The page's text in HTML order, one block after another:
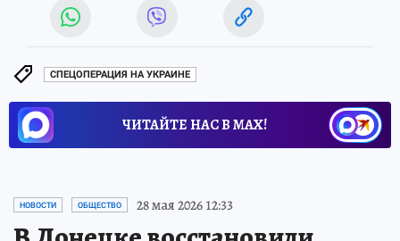
СПЕЦОПЕРАЦИЯ НА УКРАИНЕ
ЧИТАЙТЕ НАС В МАХ!
НОВОСТИ ОБЩЕСТВО 28 мая 2026 12:33